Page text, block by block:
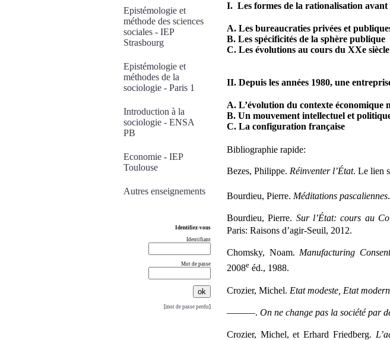
Epistémologie et
méthode des sciences
sociales - IEP
Strasbourg
Epistémologie et
méthodes de la
sociologie - Paris 1
Introduction à la
sociologie - ENSA
PB
Economie - IEP
Toulouse
Autres enseignements
Identifiez-vous
Identifiant
Mot de passe
[mot de passe perdu]
I. Les formes de la rationalisation avant
A. Les bureaucraties privées et
B. Les spécificités de la sphère publique
C. Les évolutions au cours du XXe siècle
II. Depuis les années 1980, une
A. L’évolution du contexte économique
B. Un mouvement intellectuel et
C. La configuration française
Bibliographie rapide:
Bezes, Philippe. Réinventer l’État. Le lien
Bourdieu, Pierre. Méditations pascaliennes
Bourdieu, Pierre. Sur l’État: cours au
Paris: Raisons d’agir-Seuil, 2012.
Chomsky, Noam. Manufacturing
2008e éd., 1988.
Crozier, Michel. Etat modeste, Etat
———. On ne change pas la société par
Crozier, Michel, et Erhard Friedberg.